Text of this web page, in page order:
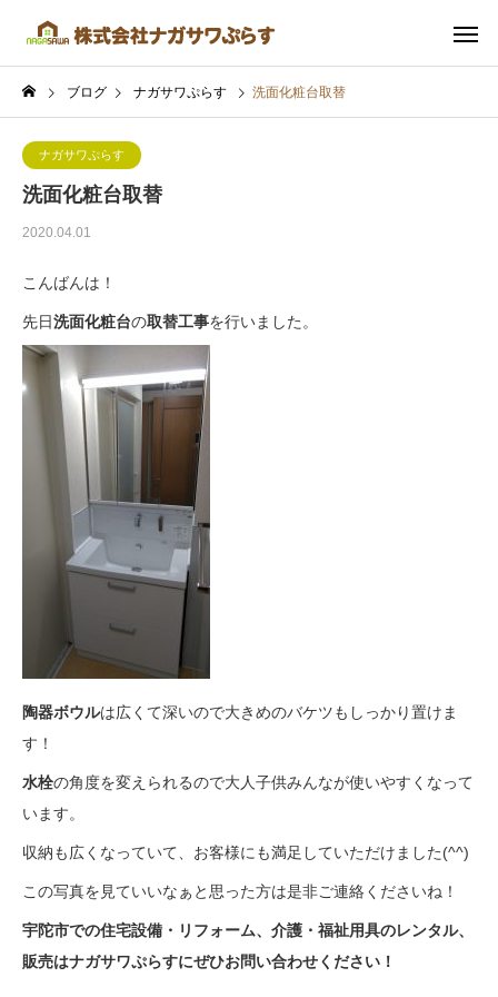
ブログ ナガサワぷらす 洗面化粧台取替
ナガサワぷらす
洗面化粧台取替
2020.04.01
こんばんは！
先日洗面化粧台の取替工事を行いました。
陶器ボウルは広くて深いので大きめのバケツもしっかり置けま
す！
水栓の角度を変えられるので大人子供みんなが使いやすくなって
います。
収納も広くなっていて、お客様にも満足していただけました(^^)
この写真を見ていいなぁと思った方は是非ご連絡くださいね！
宇陀市での住宅設備・リフォーム、介護・福祉用具のレンタル、
販売はナガサワぷらすにぜひお問い合わせください！